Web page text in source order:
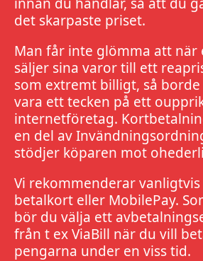
det skarpaste priset.
Man får inte glömma att när
säljer sina varor till ett
som extremt billigt, så
vara ett tecken på ett
internetföretag.
en del av
stödjer köparen mot
Vi rekommenderar
betalkort eller MobilePay.
bör du välja ett
från t ex ViaBill när du vill
pengarna under en viss tid.